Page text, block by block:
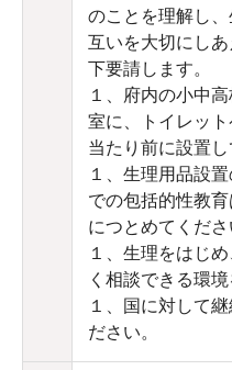
のことを理解し
互いを大切にし
下要請します。
１、府内の小中
室に、トイレッ
当たり前に設置し
１、生理用品設
での包括的性教
につとめてくださ
１、生理をはじ
く相談できる環
１、国に対して
ださい。